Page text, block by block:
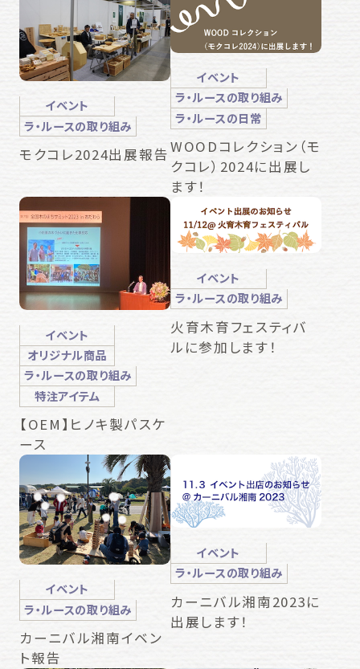
イベント
ラ・ルースの取り組み
モクコレ2024出展報告
イベント
ラ・ルースの取り組み
ラ・ルースの日常
WOODコレクション（モ
クコレ）2024に出展し
ます！
イベント
オリジナル商品
ラ・ルースの取り組み
特注アイテム
【OEM】ヒノキ製パスケ
ース
イベント
ラ・ルースの取り組み
火育木育フェスティバ
ルに参加します！
イベント
ラ・ルースの取り組み
カーニバル湘南イベン
ト報告
イベント
ラ・ルースの取り組み
カーニバル湘南2023に
出展します！